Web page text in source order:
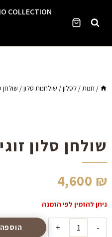
COLLECTION
/ חנות/ לסלון/ שולחנות סלון/ שולחן
שולחן סלון
4,600 ₪